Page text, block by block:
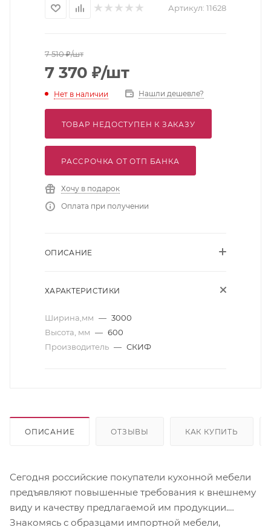
Артикул: 11628
7 510₽/шт
7 370 ₽/шт
Нет в наличии Нашли дешевле?
ТОВАР НЕДОСТУПЕН К ЗАКАЗУ
РАССРОЧКА ОТ ОТП БАНКА
Хочу в подарок
Оплата при получении
ОПИСАНИЕ
ХАРАКТЕРИСТИКИ
Ширина,мм — 3000
Высота, мм — 600
Производитель — СКИФ
ОПИСАНИЕ ОТЗЫВЫ КАК КУПИТЬ
Сегодня российские покупатели кухонной мебели
предъявляют повышенные требования к внешнему
виду и качеству предлагаемой им продукции.
Знакомясь с образцами импортной мебели,